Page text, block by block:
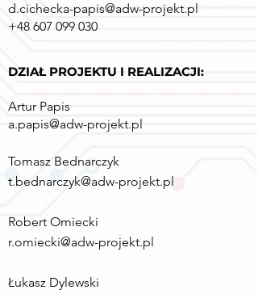
d.cichecka-papis@adw-projekt.pl
+48 607 099 030
DZIAŁ PROJEKTU I REALIZACJI:
Artur Papis
a.papis@adw-projekt.pl
Tomasz Bednarczyk
t.bednarczyk@adw-projekt.pl
Robert Omiecki
r.omiecki@adw-projekt.pl
Łukasz Dylewski